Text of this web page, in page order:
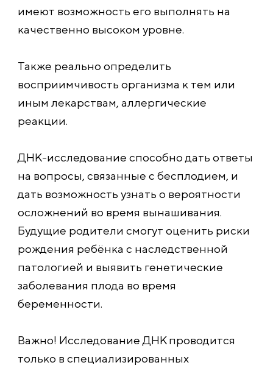
имеют возможность его выполнять на
качественно высоком уровне.
Также реально определить
восприимчивость организма к тем или
иным лекарствам, аллергические
реакции.
ДНК-исследование способно дать ответы
на вопросы, связанные с бесплодием, и
дать возможность узнать о вероятности
осложнений во время вынашивания.
Будущие родители смогут оценить риски
рождения ребёнка с наследственной
патологией и выявить генетические
заболевания плода во время
беременности.
Важно! Исследование ДНК проводится
только в специализированных